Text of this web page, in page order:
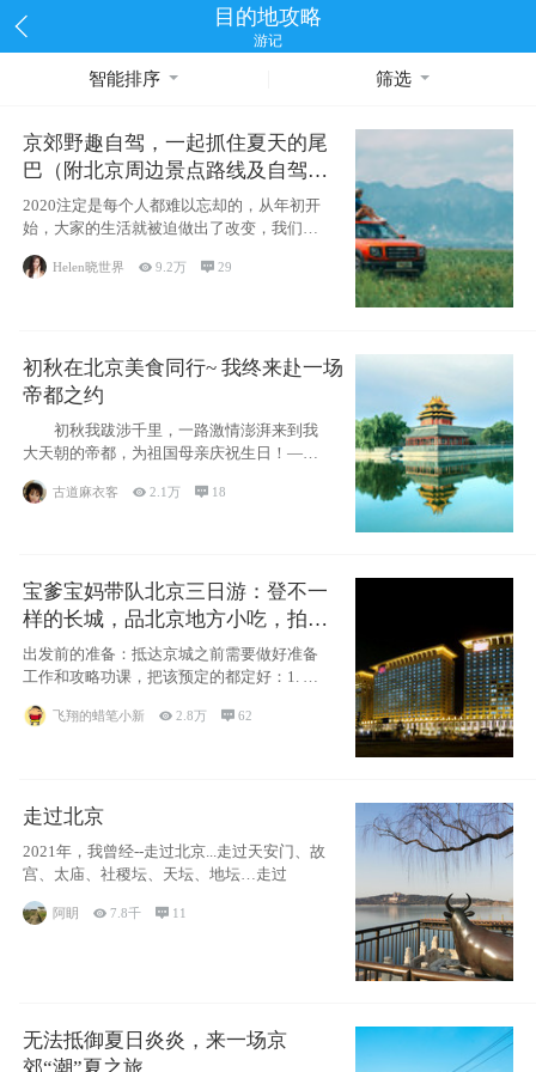
目的地攻略
游记
智能排序 筛选
京郊野趣自驾，一起抓住夏天的尾
巴（附北京周边景点路线及自驾攻
略）
2020注定是每个人都难以忘却的，从年初开
始，大家的生活就被迫做出了改变，我们也
不例外。本来双双辞职是为
Helen晓世界 9.2万 29
初秋在北京美食同行~ 我终来赴一场
帝都之约
初秋我跋涉千里，一路激情澎湃来到我
大天朝的帝都，为祖国母亲庆祝生日！——
古道麻衣客 2.1万  18
宝爹宝妈带队北京三日游：登不一
样的长城，品北京地方小吃，拍盘
古七星夜景！
出发前的准备：抵达京城之前需要做好准备
工作和攻略功课，把该预定的都定好：1. 酒
飞翔的蜡笔小新 2.8万 62
走过北京
2021年，我曾经--走过北京...走过天安门、故
宫、太庙、社稷坛、天坛、地坛…走过
阿眀 7.8千  11
无法抵御夏日炎炎，来一场京